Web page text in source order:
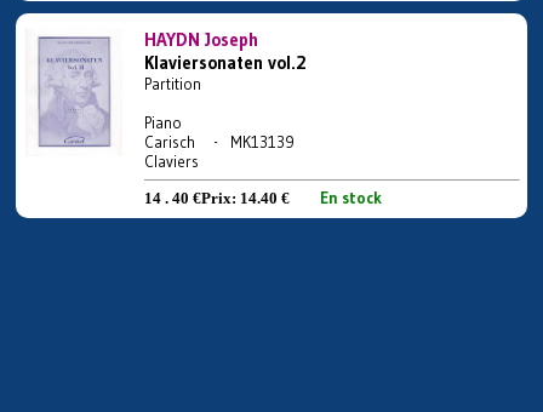
HAYDN Joseph
Klaviersonaten vol.2
Partition
Piano
Carisch - MK13139
Claviers
14 . 40 €Prix: 14.40 € En stock